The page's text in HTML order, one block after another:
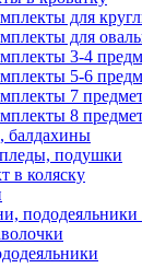
для
для
3-4
5-6
7
8
балдахины
подушки
в коляску
пододеяльники